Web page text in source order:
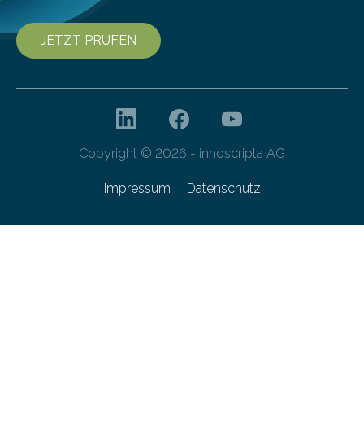
JETZT PRÜFEN
Copyright © 2026 - innoscripta AG
Impressum Datenschutz